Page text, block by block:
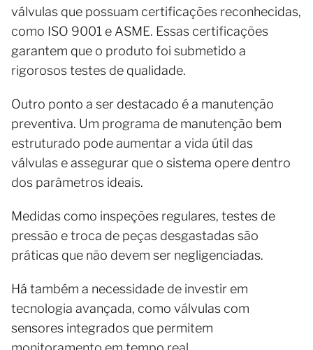
válvulas que possuam certificações reconhecidas,
como ISO 9001 e ASME. Essas certificações
garantem que o produto foi submetido a
rigorosos testes de qualidade.
Outro ponto a ser destacado é a manutenção
preventiva. Um programa de manutenção bem
estruturado pode aumentar a vida útil das
válvulas e assegurar que o sistema opere dentro
dos parâmetros ideais.
Medidas como inspeções regulares, testes de
pressão e troca de peças desgastadas são
práticas que não devem ser negligenciadas.
Há também a necessidade de investir em
tecnologia avançada, como válvulas com
sensores integrados que permitem